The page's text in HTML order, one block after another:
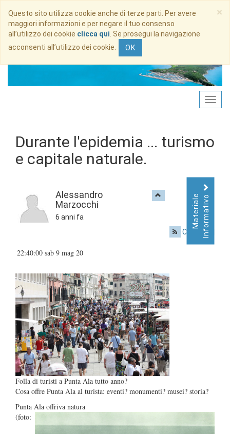
×
Questo sito utilizza cookie anche di terze parti. Per avere
maggiori informazioni e per negare il tuo consenso
all’utilizzo dei cookie clicca qui . Se prosegui la navigazione
acconsenti all’utilizzo dei cookie.
OK
Durante l'epidemia ... turismo
e capitale naturale.
MaterialeInformativo
Alessandro
Marzocchi
6 anni fa
Condividi
22:40:00 sab 9 mag 20
Folla di turisti a Punta Ala tutto anno?
Cosa offre Punta Ala al turista: eventi? monumenti? musei? storia?
Punta Ala offriva natura
(foto: